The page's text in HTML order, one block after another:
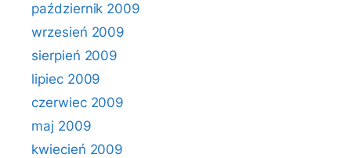
październik 2009
wrzesień 2009
sierpień 2009
lipiec 2009
czerwiec 2009
maj 2009
kwiecień 2009